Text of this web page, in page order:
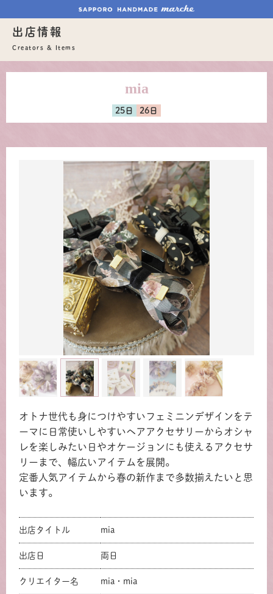
出店情報
Creators & Items
mia
オトナ世代も身につけやすいフェミニンデザインをテ
ーマに日常使いしやすいヘアアクセサリーからオシャ
レを楽しみたい日やオケージョンにも使えるアクセサ
リーまで、幅広いアイテムを展開。
定番人気アイテムから春の新作まで多数揃えたいと思
います。
出店タイトル mia
出店日 両日
クリエイター名 mia・mia